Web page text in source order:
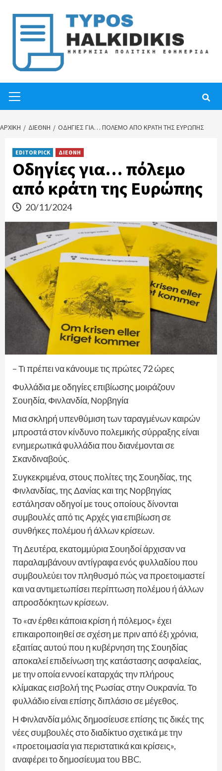
content
Menu
ΑΡΧΙΚΉ ΔΙΕΘΝΗ ΟΔΗΓΊΕΣ ΓΙΑ… ΠΌΛΕΜΟ ΑΠΌ ΚΡΆΤΗ ΤΗΣ ΕΥΡΏΠΗΣ
EDITOR PICK ΔΙΕΘΝΗ
Οδηγίες για… πόλεμο
από κράτη της Ευρώπης
20/11/2024
– Τι πρέπει να κάνουμε τις πρώτες 72 ώρες
Φυλλάδια με οδηγίες επιβίωσης μοιράζουν
Σουηδία, Φινλανδία, Νορβηγία
Μια σκληρή υπενθύμιση των ταραγμένων καιρών
μπροστά στον κίνδυνο πολεμικής σύρραξης είναι
ενημερωτικά φυλλάδια που διανέμονται σε
Σκανδιναβούς.
Συγκεκριμένα, στους πολίτες της Σουηδίας, της
Φινλανδίας, της Δανίας και της Νορβηγίας
εστάλησαν οδηγοί με τους οποίους δίνονται
συμβουλές από τις Αρχές για επιβίωση σε
συνθήκες πολέμου ή άλλων κρίσεων.
Τη Δευτέρα, εκατομμύρια Σουηδοί άρχισαν να
παραλαμβάνουν αντίγραφα ενός φυλλαδίου που
συμβουλεύει τον πληθυσμό πώς να προετοιμαστεί
και να αντιμετωπίσει περίπτωση πολέμου ή άλλων
απροσδόκητων κρίσεων.
Το «αν έρθει κάποια κρίση ή πόλεμος» έχει
επικαιροποιηθεί σε σχέση με πριν από έξι χρόνια,
εξαιτίας αυτού που η κυβέρνηση της Σουηδίας
αποκαλεί επιδείνωση της κατάστασης ασφαλείας,
με την οποία εννοεί καταρχάς την πλήρους
κλίμακας εισβολή της Ρωσίας στην Ουκρανία. Το
φυλλάδιο είναι επίσης διπλάσιο σε μέγεθος.
Η Φινλανδία μόλις δημοσίευσε επίσης τις δικές της
νέες συμβουλές στο διαδίκτυο σχετικά με την
«προετοιμασία για περιστατικά και κρίσεις»,
αναφέρει το δημοσίευμα του BBC.